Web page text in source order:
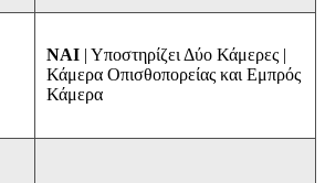
ΝΑΙ | Υποστηρίζει Δύο Κάμερες |
Κάμερα Οπισθοπορείας και Εμπρός
Κάμερα